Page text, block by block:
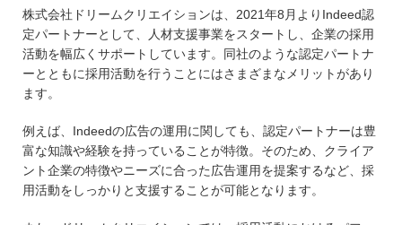
株式会社ドリームクリエイションは、2021年8月よりIndeed認
定パートナーとして、人材支援事業をスタートし、企業の採用
活動を幅広くサポートしています。同社のような認定パートナ
ーとともに採用活動を行うことにはさまざまなメリットがあり
ます。
例えば、Indeedの広告の運用に関しても、認定パートナーは豊
富な知識や経験を持っていることが特徴。そのため、クライア
ント企業の特徴やニーズに合った広告運用を提案するなど、採
用活動をしっかりと支援することが可能となります。